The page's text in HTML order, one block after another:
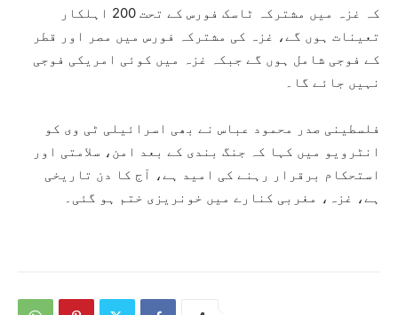
کہ غزہ میں مشترکہ ٹاسک فورس کے تحت 200 اہلکار
تعینات ہوں گے، غزہ کی مشترکہ فورس میں مصر اور قطر
کے فوجی شامل ہوں گے جبکہ غزہ میں کوئی امریکی فوجی
نہیں جائے گا۔
فلسطینی صدر محمود عباس نے بھی اسرائیلی ٹی وی کو
انٹرویو میں کہا کہ جنگ بندی کے بعد امن، سلامتی اور
استحکام برقرار رہنے کی امید ہے، آج کا دن تاریخی
ہے، غزہ، مغربی کنارے میں خونریزی ختم ہو گئی۔